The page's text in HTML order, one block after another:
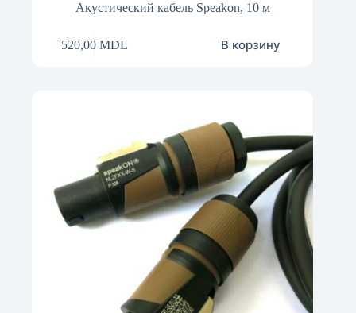
Акустический кабель Speakon, 10 м
520,00 MDL В корзину